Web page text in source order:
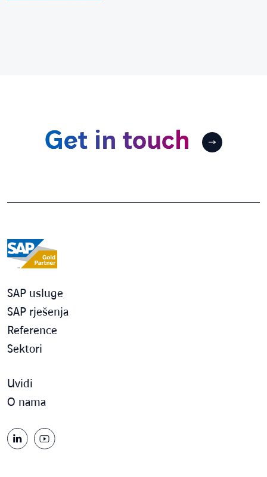
Get in touch
SAP usluge
SAP rješenja
Reference
Sektori
Uvidi
O nama